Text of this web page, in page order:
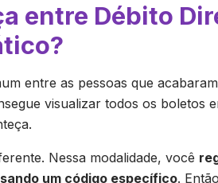
entre Débito
entre as pessoas que
visualizar todos os boletos
Nessa modalidade, você
um código específico.